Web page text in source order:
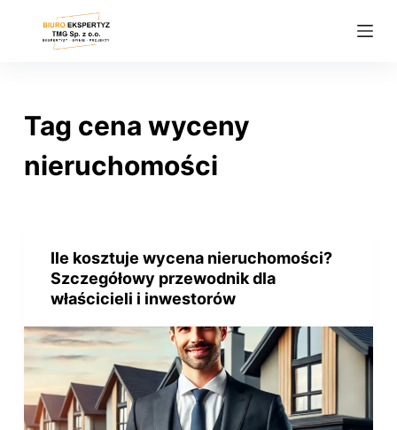
Tag cena wyceny
nieruchomości
Ile kosztuje wycena nieruchomości?
Szczegółowy przewodnik dla
właścicieli i inwestorów